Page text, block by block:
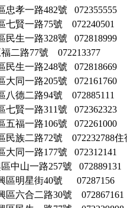
忠孝一路482號 072355555
七賢一路75號 072240501
民生一路328號 072818999
二路77號 072213377
民生一路248號 072818669
大同一路205號 072161760
八德二路94號 072885111
七賢一路311號 072362323
五福一路106號 072261000
民族二路72號 072232788住
大同一路177號 072312141
中山一路257號 072889131
區明星街40號 07287156
區六合二路30號 072867161